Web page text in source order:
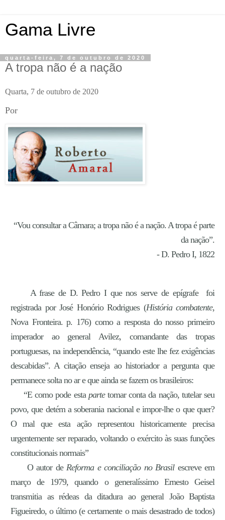
Gama Livre
quarta-feira, 7 de outubro de 2020
A tropa não é a nação
Quarta, 7 de outubro de 2020
Por
“Vou consultar a Câmara; a tropa não é a nação. A tropa é parte
da nação”.
- D. Pedro I, 1822
A frase de D. Pedro I que nos serve de epígrafe foi
registrada por José Honório Rodrigues (História combatente,
Nova Fronteira. p. 176) como a resposta do nosso primeiro
imperador ao general Avilez, comandante das tropas
portuguesas, na independência, “quando este lhe fez exigências
descabidas”. A citação enseja ao historiador a pergunta que
permanece solta no ar e que ainda se fazem os brasileiros:
“E como pode esta partetomar conta da nação, tutelar seu
povo, que detém a soberania nacional e impor-lhe o que quer?
O mal que esta ação representou historicamente precisa
urgentemente ser reparado, voltando o exército às suas funções
constitucionais normais”
O autor de Reforma e conciliação no Brasil escreve em
março de 1979, quando o generalíssimo Ernesto Geisel
transmitia as rédeas da ditadura ao general João Baptista
Figueiredo, o último (e certamente o mais desastrado de todos)